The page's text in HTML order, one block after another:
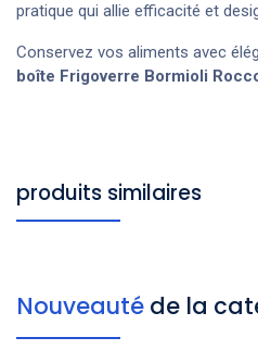
pratique qui allie efficacité et
Conservez vos aliments avec
boîte Frigoverre Bormioli
produits similaires
Nouveauté de la